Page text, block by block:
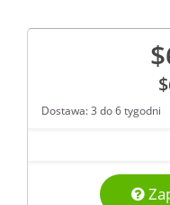
Dostawa: 3 do 6 tygodni